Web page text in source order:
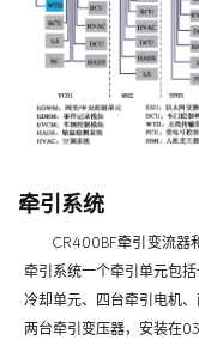
牵引系统
CR400BF牵引变流器
牵引系统一个牵引单元包
冷却单元、四台牵引电机
两台牵引变压器，安装在